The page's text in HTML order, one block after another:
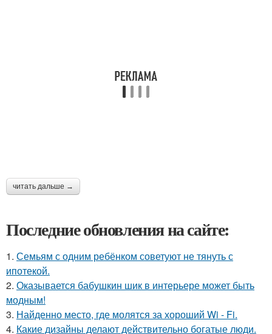
читать дальше →
Последние обновления на сайте:
1. Семьям с одним ребёнком советуют не тянуть с
ипотекой.
2. Оказывается бабушкин шик в интерьере может быть
модным!
3. Найденно место, где молятся за хороший Wi - Fi.
4. Какие дизайны делают действительно богатые люди.